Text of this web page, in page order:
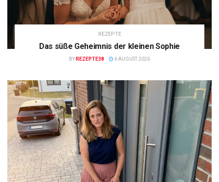
REZEPTE
Das süße Geheimnis der kleinen Sophie
BY REZEPTE38 6 AUGUST 2026